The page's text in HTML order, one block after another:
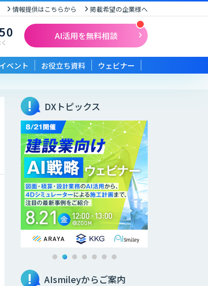
情報提供はこちらから 掲載希望の企業様へ
AI活用を無料相談
イベント お役立ち資料 ウェビナー
DXトピックス
AIsmileyからご案内